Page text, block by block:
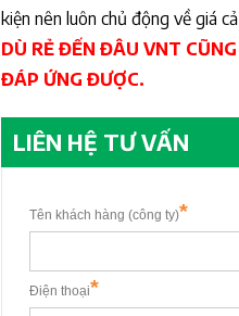
kiện nên luôn chủ động về giá cả
DÙ RẺ ĐẾN ĐÂU VNT CŨNG
ĐÁP ỨNG ĐƯỢC.
LIÊN HỆ TƯ VẤN